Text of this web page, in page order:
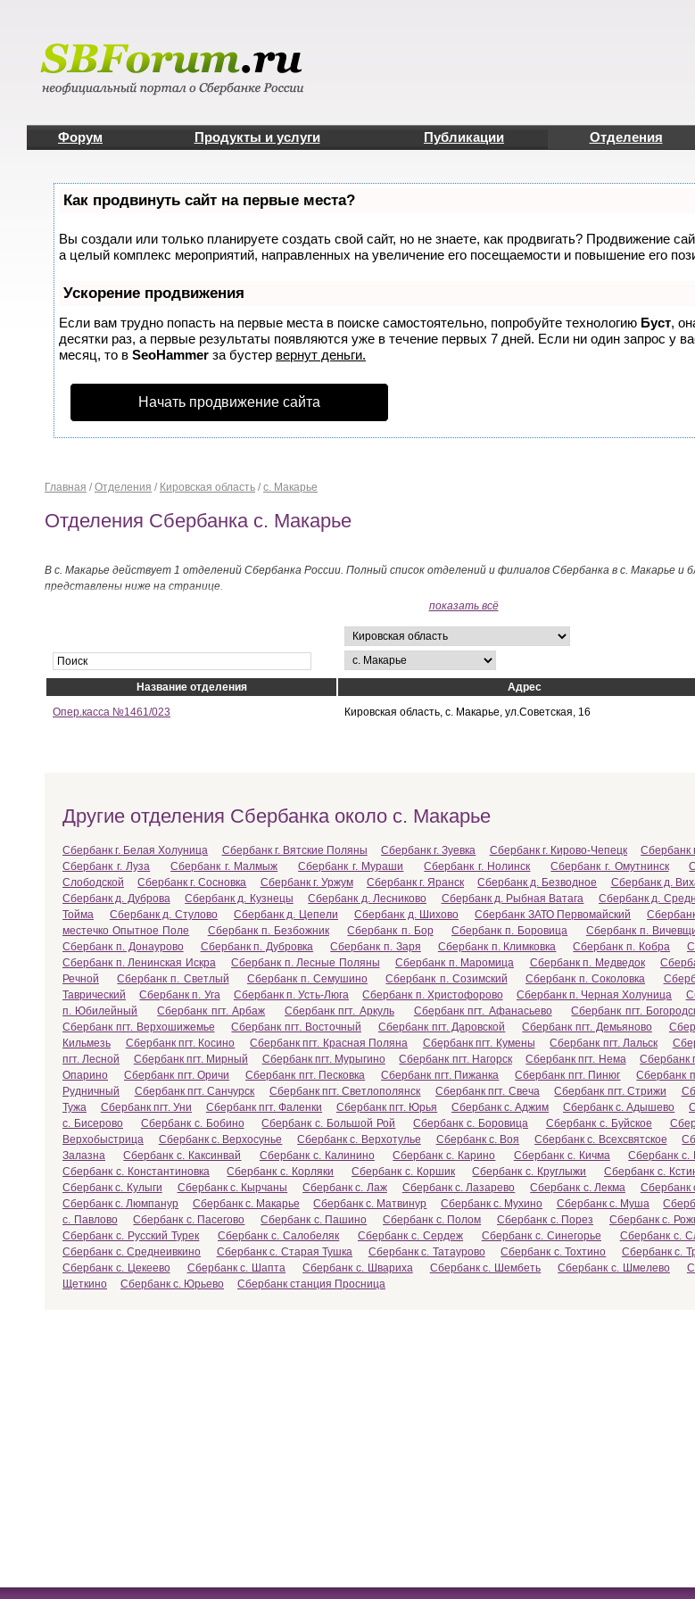
Форум Продукты и услуги Публикации Отделения
Как продвинуть сайт на первые места?
Вы создали или только планируете создать свой сайт, но не знаете, как продвигать? Продвижение
а целый комплекс мероприятий, направленных на увеличение его посещаемости и повышение его
Ускорение продвижения
Если вам трудно попасть на первые места в поиске самостоятельно, попробуйте технологию Буст,
десятки раз, а первые результаты появляются уже в течение первых 7 дней. Если ни один запрос у
месяц, то в SeoHammer за бустер вернут деньги.
Начать продвижение сайта
Главная / Отделения / Кировская область / с. Макарье
Отделения Сбербанка с. Макарье
В с. Макарье действует 1 отделений Сбербанка России. Полный список отделений и филиалов Сбербанка в с. Макарье и
представлены ниже на странице.
показать всё
Название отделения Адрес
Опер.касса №1461/023
Кировская область, с. Макарье, ул.Советская, 16
Другие отделения Сбербанка около с. Макарье
Сбербанк г. Белая Холуница Сбербанк г. Вятские Поляны Сбербанк г. Зуевка Сбербанк г. Кирово-Чепецк Сбербанк
Сбербанк г. Луза
Сбербанк г. Малмыж Сбербанк г. Мураши Сбербанк г. Нолинск Сбербанк г. Омутнинск
Слободской
Сбербанк г. Сосновка Сбербанк г. Уржум Сбербанк г. Яранск Сбербанк д. Безводное Сбербанк д.
Сбербанк д. Дуброва
Сбербанк д. Кузнецы Сбербанк д. Лесниково Сбербанк д. Рыбная Ватага Сбербанк д.
Тойма
Сбербанк д. Стулово Сбербанк д. Цепели Сбербанк д. Шихово Сбербанк ЗАТО Первомайский
местечко Опытное Поле
Сбербанк п. Безбожник Сбербанк п. Бор Сбербанк п. Боровица Сбербанк п.
Сбербанк п. Донаурово
Сбербанк п. Дубровка Сбербанк п. Заря Сбербанк п. Климковка Сбербанк п. Кобра
Сбербанк п. Ленинская Искра
Сбербанк п. Лесные Поляны Сбербанк п. Маромица Сбербанк п. Медведок
Речной
Сбербанк п. Светлый Сбербанк п. Семушино Сбербанк п. Созимский Сбербанк п. Соколовка
Таврический
Сбербанк п. Уга Сбербанк п. Усть-Люга Сбербанк п. Христофорово Сбербанк п. Черная Холуница
п. Юбилейный
Сбербанк пгт. Арбаж Сбербанк пгт. Аркуль Сбербанк пгт. Афанасьево Сбербанк пгт.
Сбербанк пгт. Верхошижемье
Сбербанк пгт. Восточный Сбербанк пгт. Даровской Сбербанк пгт. Демьяново
Кильмезь
Сбербанк пгт. Косино Сбербанк пгт. Красная Поляна Сбербанк пгт. Кумены Сбербанк пгт. Лальск
пгт. Лесной
Сбербанк пгт. Мирный Сбербанк пгт. Мурыгино Сбербанк пгт. Нагорск Сбербанк пгт. Нема Сбербанк
Опарино
Сбербанк пгт. Оричи Сбербанк пгт. Песковка Сбербанк пгт. Пижанка Сбербанк пгт. Пинюг Сбербанк
Рудничный
Сбербанк пгт. Санчурск Сбербанк пгт. Светлополянск Сбербанк пгт. Свеча Сбербанк пгт. Стрижи
Тужа
Сбербанк пгт. Уни Сбербанк пгт. Фаленки Сбербанк пгт. Юрья Сбербанк с. Аджим Сбербанк с. Адышево
с. Бисерово
Сбербанк с. Бобино Сбербанк с. Большой Рой Сбербанк с. Боровица Сбербанк с. Буйское
Верхобыстрица
Сбербанк с. Верхосунье Сбербанк с. Верхотулье Сбербанк с. Воя Сбербанк с. Всехсвятское
Залазна
Сбербанк с. Каксинвай Сбербанк с. Калинино Сбербанк с. Карино Сбербанк с. Кичма Сбербанк с.
Сбербанк с. Константиновка
Сбербанк с. Корляки Сбербанк с. Коршик Сбербанк с. Круглыжи Сбербанк с.
Сбербанк с. Кулыги
Сбербанк с. Кырчаны Сбербанк с. Лаж Сбербанк с. Лазарево Сбербанк с. Лекма Сбербанк
Сбербанк с. Люмпанур
Сбербанк с. Макарье Сбербанк с. Матвинур Сбербанк с. Мухино Сбербанк с. Муша
с. Павлово
Сбербанк с. Пасегово Сбербанк с. Пашино Сбербанк с. Полом Сбербанк с. Порез Сбербанк с.
Сбербанк с. Русский Турек
Сбербанк с. Салобеляк Сбербанк с. Сердеж Сбербанк с. Синегорье Сбербанк с.
Сбербанк с. Среднеивкино
Сбербанк с. Старая Тушка Сбербанк с. Татаурово Сбербанк с. Тохтино Сбербанк с.
Сбербанк с. Цекеево
Сбербанк с. Шапта Сбербанк с. Швариха Сбербанк с. Шембеть Сбербанк с. Шмелево
Щеткино
Сбербанк с. Юрьево Сбербанк станция Просница